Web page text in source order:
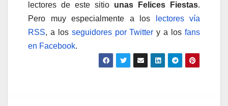
lectores de este sitio unas Felices Fiestas.
Pero muy especialmente a los
lectores vía
RSS, a los seguidores por Twitter y a losfans
en Facebook.